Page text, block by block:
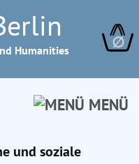
Humanities ∅
MENÜ
und soziale